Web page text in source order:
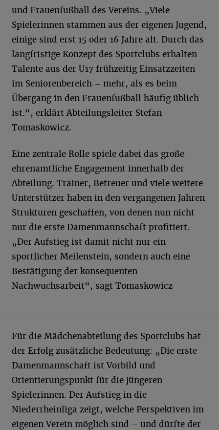
und Frauenfußball des Vereins. „Viele
Spielerinnen stammen aus der eigenen Jugend,
einige sind erst 15 oder 16 Jahre alt. Durch das
langfristige Konzept des Sportclubs erhalten
Talente aus der U17 frühzeitig Einsatzzeiten
im Seniorenbereich – mehr, als es beim
Übergang in den Frauenfußball häufig üblich
ist.“, erklärt Abteilungsleiter Stefan
Tomaskowicz.
Eine zentrale Rolle spiele dabei das große
ehrenamtliche Engagement innerhalb der
Abteilung. Trainer, Betreuer und viele weitere
Unterstützer haben in den vergangenen Jahren
Strukturen geschaffen, von denen nun nicht
nur die erste Damenmannschaft profitiert.
„Der Aufstieg ist damit nicht nur ein
sportlicher Meilenstein, sondern auch eine
Bestätigung der konsequenten
Nachwuchsarbeit“, sagt Tomaskowicz
Für die Mädchenabteilung des Sportclubs hat
der Erfolg zusätzliche Bedeutung: „Die erste
Damenmannschaft ist Vorbild und
Orientierungspunkt für die jüngeren
Spielerinnen. Der Aufstieg in die
Niederrheinliga zeigt, welche Perspektiven im
eigenen Verein möglich sind – und dürfte der